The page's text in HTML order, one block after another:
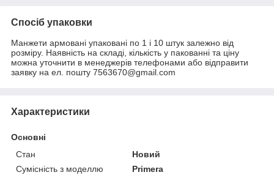
Спосіб упаковки
Манжети армовані упаковані по 1 і 10 штук залежно від
розміру. Наявність на складі, кількість у пакованні та ціну
можна уточнити в менеджерів телефонами або відправити
заявку на ел. пошту 7563670@gmail.com
Характеристики
Основні
Стан
Новий
Сумісність з моделлю
Primera